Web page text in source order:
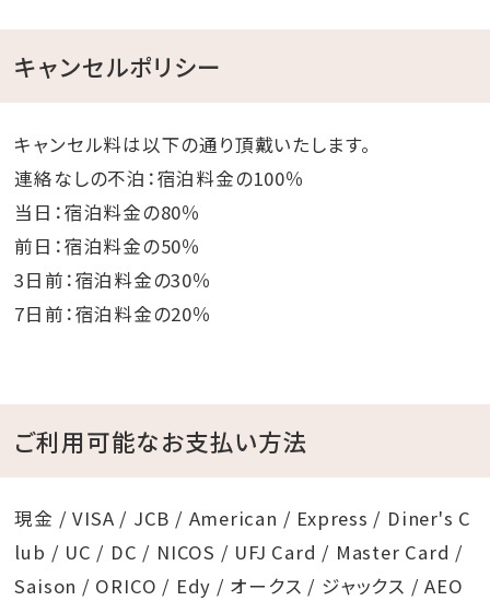
キャンセルポリシー
キャンセル料は以下の通り頂戴いたします。
連絡なしの不泊：宿泊料金の100％
当日：宿泊料金の80％
前日：宿泊料金の50％
3日前：宿泊料金の30％
7日前：宿泊料金の20％
ご利用可能なお支払い方法
現金 / VISA / JCB / American / Express / Diner's C
lub / UC / DC / NICOS / UFJ Card / Master Card /
Saison / ORICO / Edy / オークス / ジャックス / AEO